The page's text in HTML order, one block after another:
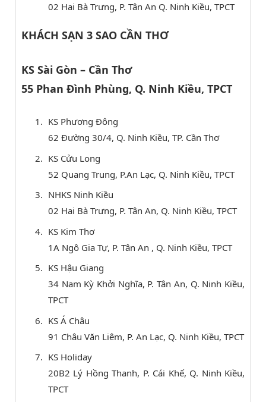
02 Hai Bà Trưng, P. Tân An Q. Ninh Kiều, TPCT
KHÁCH SẠN 3 SAO CẦN THƠ
KS Sài Gòn – Cần Thơ
55 Phan Đình Phùng, Q. Ninh Kiều, TPCT
KS Phương Đông
62 Đường 30/4, Q. Ninh Kiều, TP. Cần Thơ
KS Cửu Long
52 Quang Trung, P.An Lạc, Q. Ninh Kiều, TPCT
NHKS Ninh Kiều
02 Hai Bà Trưng, P. Tân An, Q. Ninh Kiều, TPCT
KS Kim Thơ
1A Ngô Gia Tự, P. Tân An , Q. Ninh Kiều, TPCT
KS Hậu Giang
34 Nam Kỳ Khởi Nghĩa, P. Tân An, Q. Ninh Kiều,
TPCT
KS Á Châu
91 Châu Văn Liêm, P. An Lạc, Q. Ninh Kiều, TPCT
KS Holiday
20B2 Lý Hồng Thanh, P. Cái Khế, Q. Ninh Kiều,
TPCT